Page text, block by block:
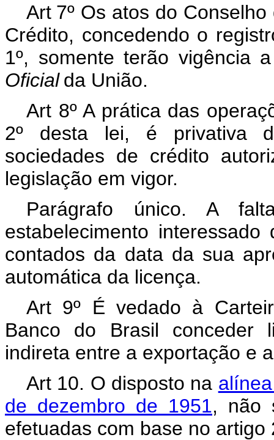
Art 7º Os atos do
Crédito, concedendo o
1º, somente terão vigência
Oficial da União.
Art 8º A prática das
2º desta lei, é privativa
sociedades de crédito
legislação em vigor.
Parágrafo único. A
estabelecimento
contados da data da sua
automática da licença.
Art 9º É vedado à
Banco do Brasil conceder
indireta entre a exportação e
Art 10. O disposto na
de dezembro de 1951, não
efetuadas com base no artigo